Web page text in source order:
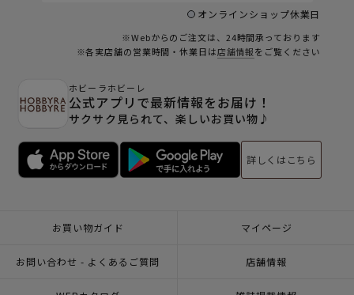
オンラインショップ休業日
※Webからのご注文は、24時間承っております
※各実店舗の営業時間・休業日は店舗情報をご覧ください
ホビーラホビーレ
公式アプリで最新情報をお届け！
サクサク見られて、楽しいお買い物♪
詳しくはこちら
お買い物ガイド マイページ
お問い合わせ - よくあるご質問 店舗情報